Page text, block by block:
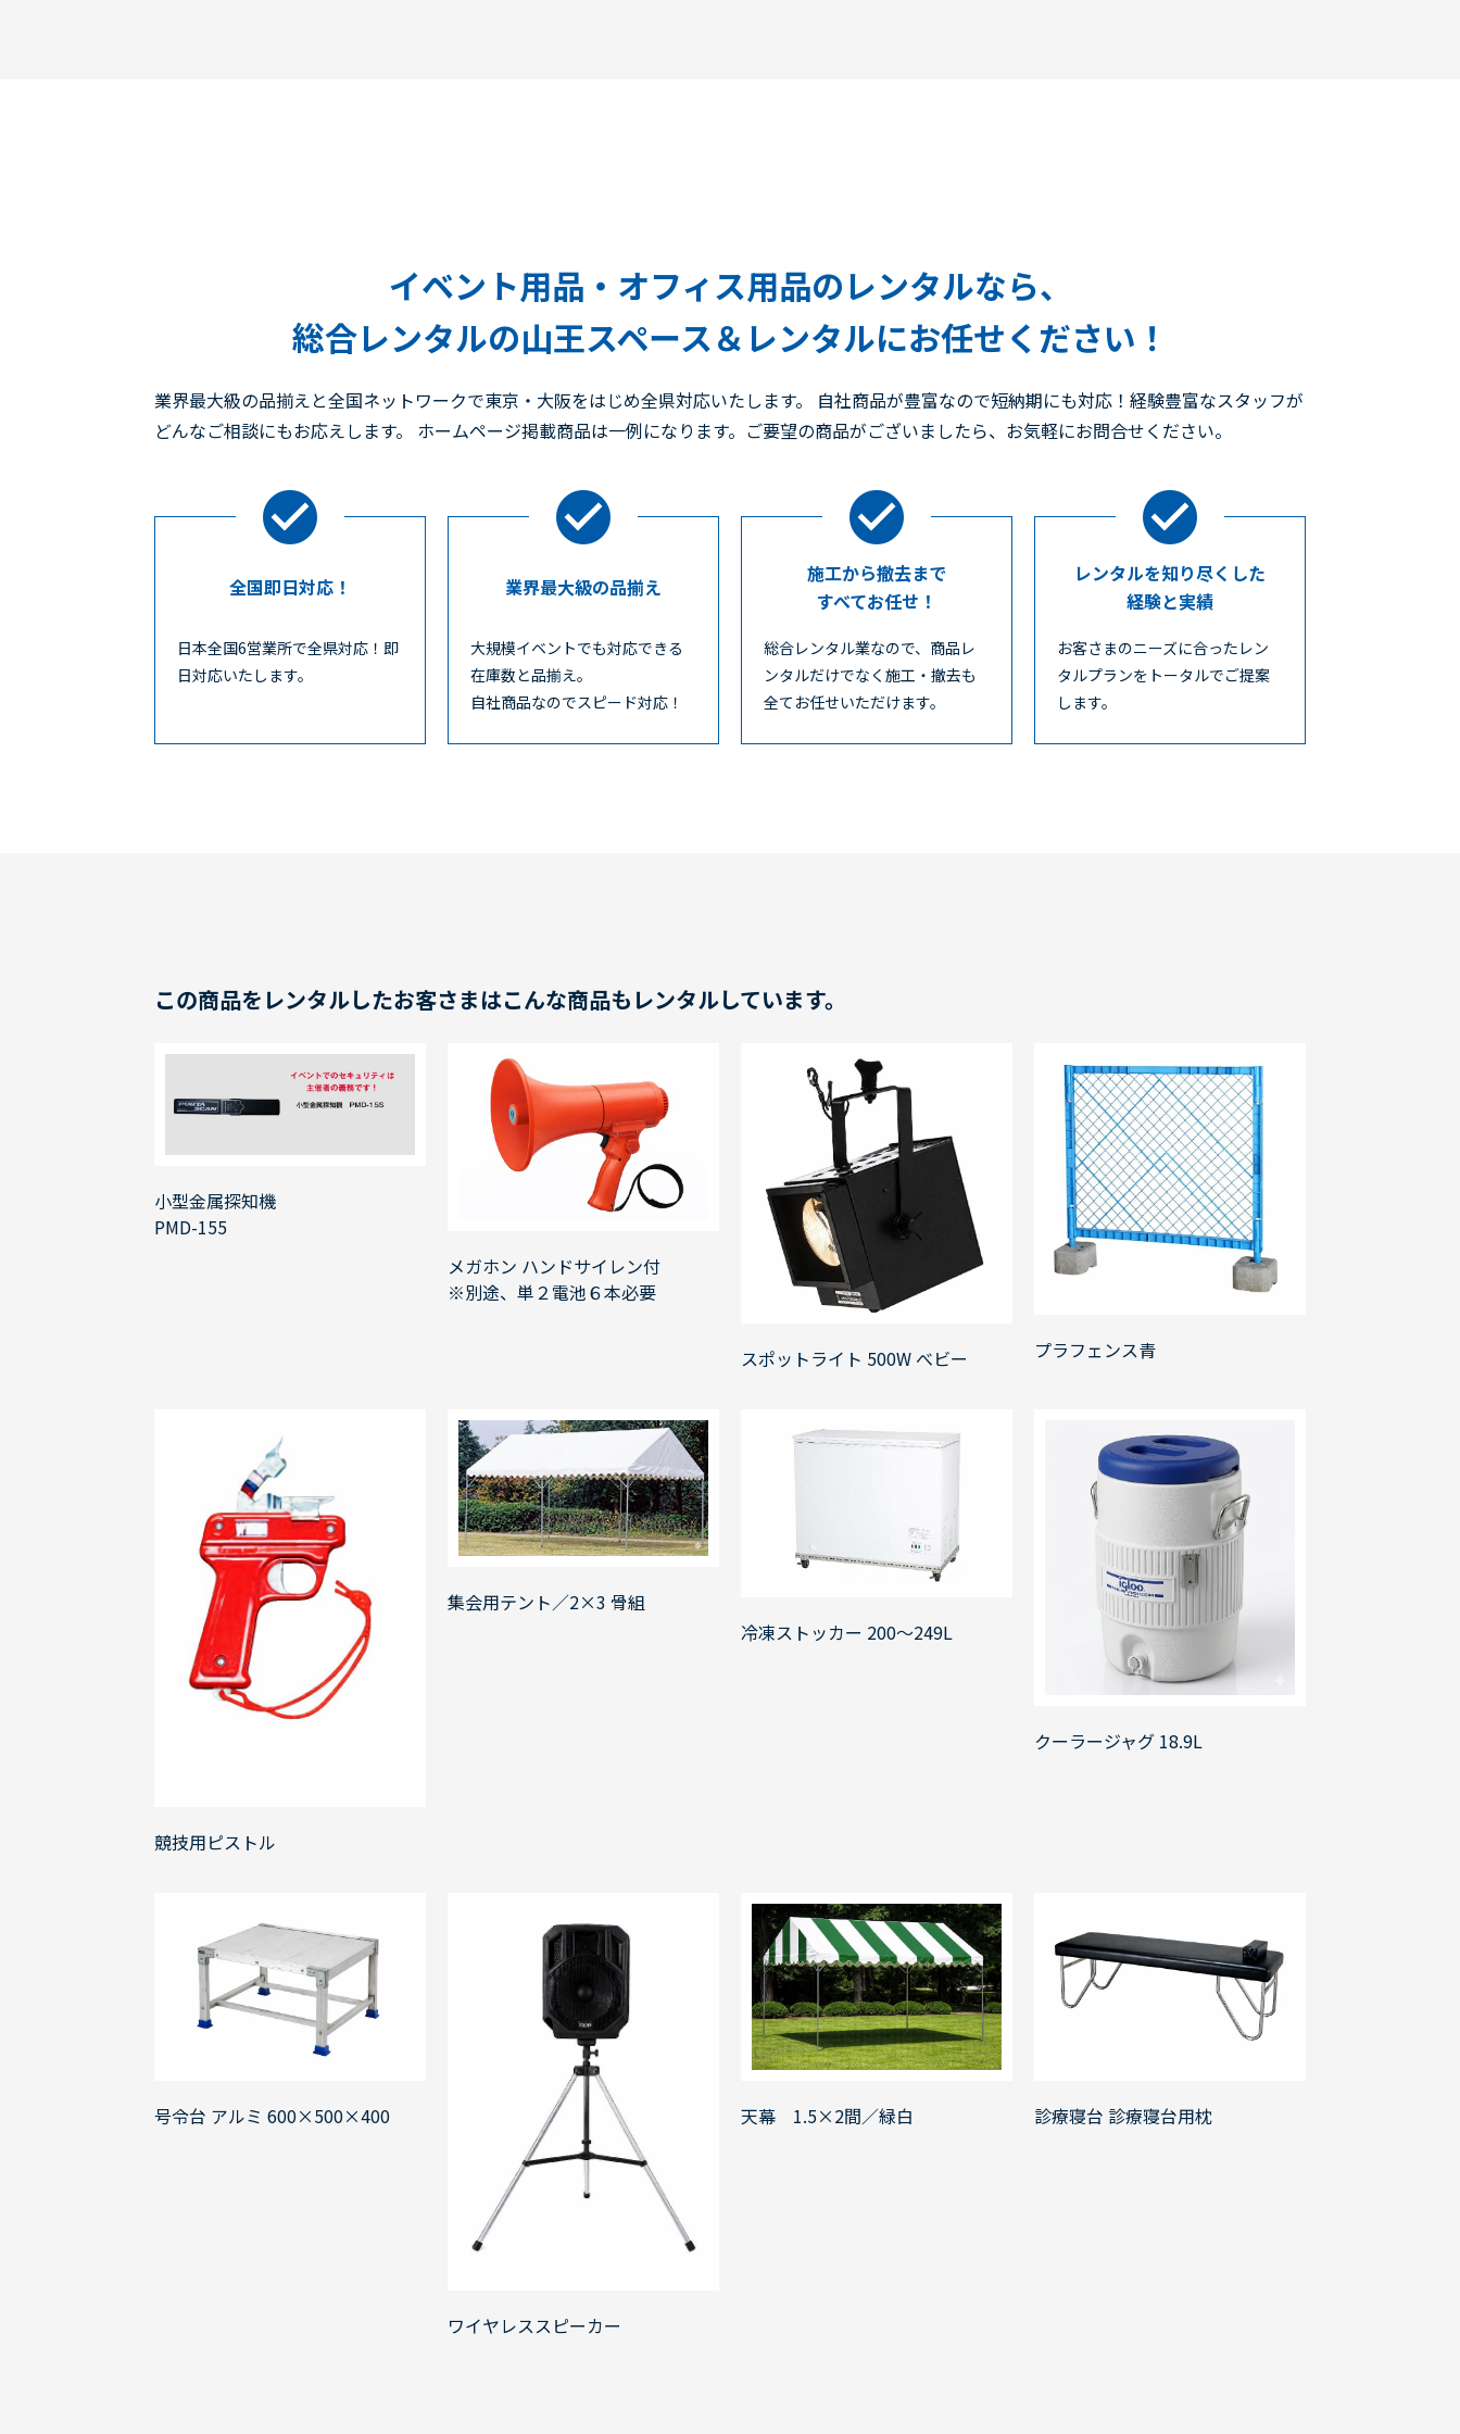
イベント用品・オフィス用品のレンタルなら、
総合レンタルの山王スペース＆レンタルにお任せください！
業界最大級の品揃えと全国ネットワークで東京・大阪をはじめ全県対応いたします。 自社商品が豊富なので短納期にも対応！経験豊富なスタッフが
どんなご相談にもお応えします。 ホームページ掲載商品は一例になります。ご要望の商品がございましたら、お気軽にお問合せください。
全国即日対応！
日本全国6営業所で全県対応！即
日対応いたします。
業界最大級の品揃え
大規模イベントでも対応できる
在庫数と品揃え。
自社商品なのでスピード対応！
施工から撤去まで
すべてお任せ！
総合レンタル業なので、商品レ
ンタルだけでなく施工・撤去も
全てお任せいただけます。
レンタルを知り尽くした
経験と実績
お客さまのニーズに合ったレン
タルプランをトータルでご提案
します。
この商品をレンタルしたお客さまはこんな商品もレンタルしています。
小型金属探知機
PMD-155
メガホン ハンドサイレン付
※別途、単２電池６本必要
スポットライト 500W べビー プラフェンス青
競技用ピストル
集会用テント／2×3 骨組
冷凍ストッカー 200～249L
クーラージャグ 18.9L
号令台 アルミ 600×500×400
ワイヤレススピーカー
天幕 1.5×2間／緑白 診療寝台 診療寝台用枕